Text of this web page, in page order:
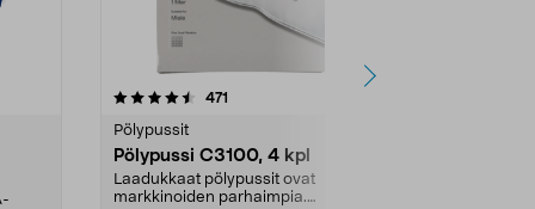
471
Pölypussit
Pölypussi C3100, 4 kpl
Laadukkaat pölypussit ovat
markkinoiden parhaimpia.
4.5viidestä